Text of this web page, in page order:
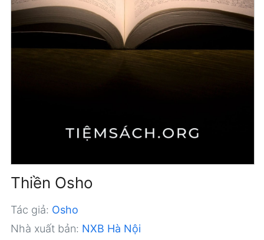
Thiền Osho
Tác giả: Osho
Nhà xuất bản: NXB Hà Nội